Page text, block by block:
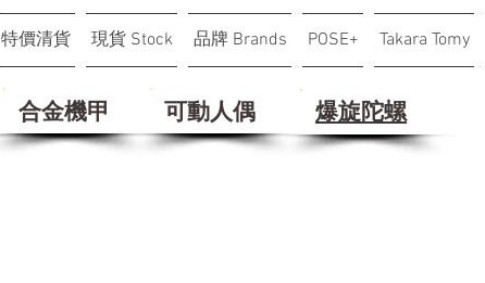
特價清貨 現貨 Stock 品牌 Brands POSE+ Takara Tomy
合金機甲 可動人偶 ​爆旋陀螺